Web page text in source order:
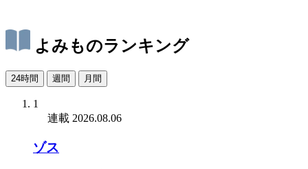
よみものランキング
24時間 週間 月間
1
連載 2026.08.06
ゾス